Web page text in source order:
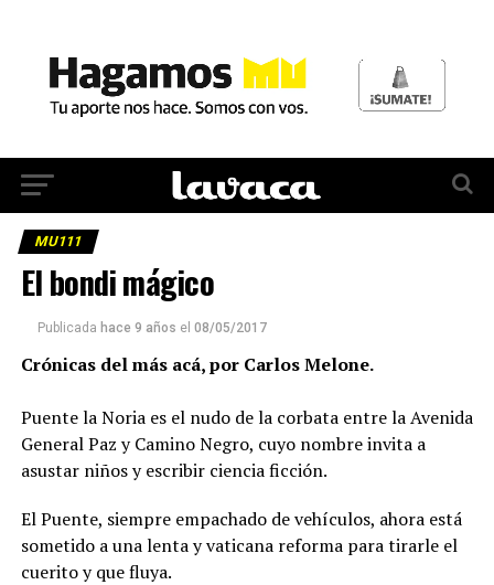
MU111
El bondi mágico
Publicada hace 9 años el 08/05/2017
Crónicas del más acá, por Carlos Melone.
Puente la Noria es el nudo de la corbata entre la Avenida
General Paz y Camino Negro, cuyo nombre invita a
asustar niños y escribir ciencia ficción.
El Puente, siempre empachado de vehículos, ahora está
sometido a una lenta y vaticana reforma para tirarle el
cuerito y que fluya.